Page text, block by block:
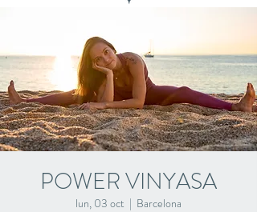
POWER VINYASA
lun, 03 oct
  |
Barcelona